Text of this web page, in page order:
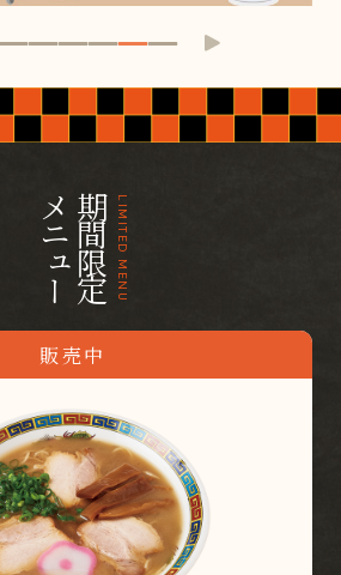
LIMITED MENU
期間限定
メニュー